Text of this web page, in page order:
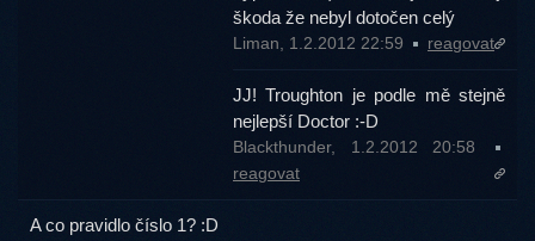
škoda že nebyl dotočen celý
Liman, 1.2.2012 22:59 reagovat
JJ! Troughton je podle mě stejně
nejlepší Doctor :-D
Blackthunder, 1.2.2012 20:58
reagovat
A co pravidlo číslo 1? :D